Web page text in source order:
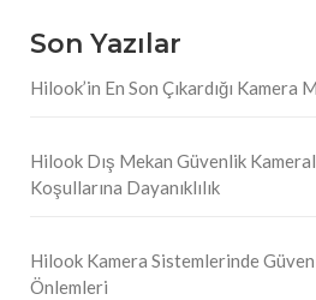
Son Yazılar
Hilook’in En Son Çıkardığı
Hilook Dış Mekan Güvenlik
Koşullarına Dayanıklılık
Hilook Kamera Sistemlerinde
Önlemleri